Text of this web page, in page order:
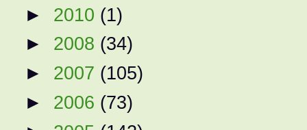
► 2010 (1)
► 2008 (34)
► 2007 (105)
► 2006 (73)